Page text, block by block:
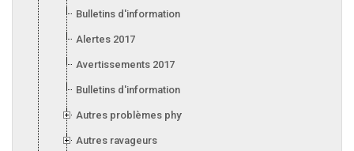
Bulletins d'information 2018
Alertes 2017
Avertissements 2017
Bulletins d'information 2017
Autres problèmes phytosanitaires
Autres ravageurs